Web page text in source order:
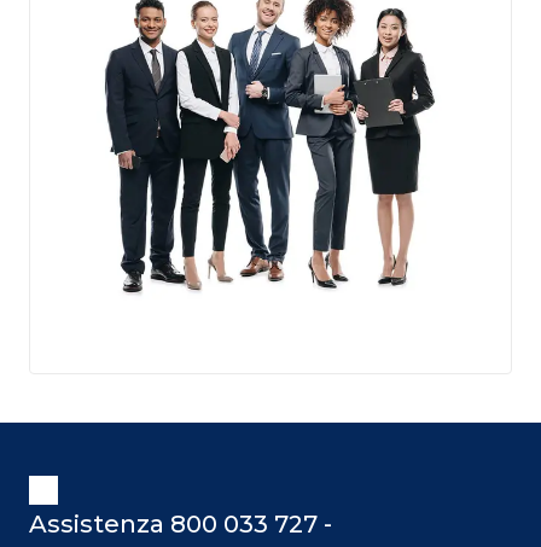
Assistenza 800 033 727 -